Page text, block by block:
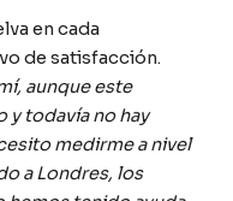
en cada
de satisfacción.
aunque este
y todavía no hay
medirme a nivel
a Londres, los